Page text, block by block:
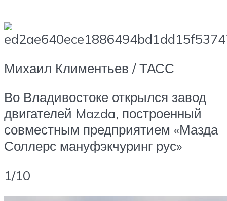
Михаил Климентьев / ТАСС
Во Владивостоке открылся завод
двигателей Mazda, построенный
совместным предприятием «Мазда
Соллерс мануфэкчуринг рус»
1/10